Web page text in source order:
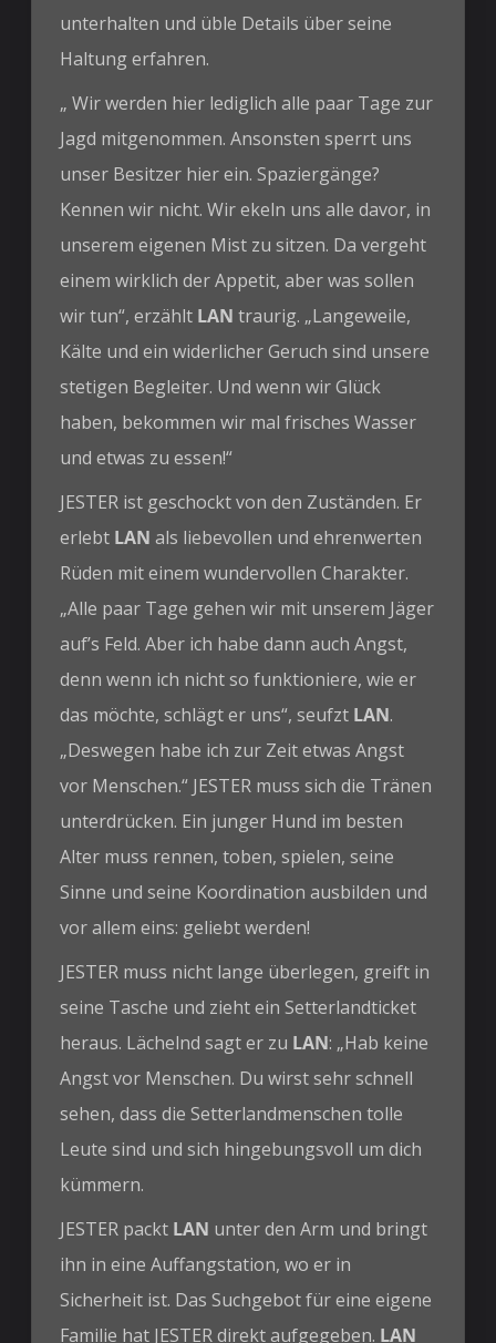
unterhalten und üble Details über seine
Haltung erfahren.
„ Wir werden hier lediglich alle paar Tage zur
Jagd mitgenommen. Ansonsten sperrt uns
unser Besitzer hier ein. Spaziergänge?
Kennen wir nicht. Wir ekeln uns alle davor, in
unserem eigenen Mist zu sitzen. Da vergeht
einem wirklich der Appetit, aber was sollen
wir tun“, erzählt LAN traurig. „Langeweile,
Kälte und ein widerlicher Geruch sind unsere
stetigen Begleiter. Und wenn wir Glück
haben, bekommen wir mal frisches Wasser
und etwas zu essen!“
JESTER ist geschockt von den Zuständen. Er
erlebt LAN als liebevollen und ehrenwerten
Rüden mit einem wundervollen Charakter.
„Alle paar Tage gehen wir mit unserem Jäger
auf’s Feld. Aber ich habe dann auch Angst,
denn wenn ich nicht so funktioniere, wie er
das möchte, schlägt er uns“, seufzt LAN.
„Deswegen habe ich zur Zeit etwas Angst
vor Menschen.“ JESTER muss sich die Tränen
unterdrücken. Ein junger Hund im besten
Alter muss rennen, toben, spielen, seine
Sinne und seine Koordination ausbilden und
vor allem eins: geliebt werden!
JESTER muss nicht lange überlegen, greift in
seine Tasche und zieht ein Setterlandticket
heraus. Lächelnd sagt er zu LAN: „Hab keine
Angst vor Menschen. Du wirst sehr schnell
sehen, dass die Setterlandmenschen tolle
Leute sind und sich hingebungsvoll um dich
kümmern.
JESTER packt LAN unter den Arm und bringt
ihn in eine Auffangstation, wo er in
Sicherheit ist. Das Suchgebot für eine eigene
Familie hat JESTER direkt aufgegeben. LAN